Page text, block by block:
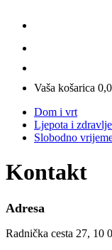
Vaša košarica
Dom i vrt
Ljepota i zdravlje
Slobodno
Kontakt
Adresa
Radnička cesta 27, 10